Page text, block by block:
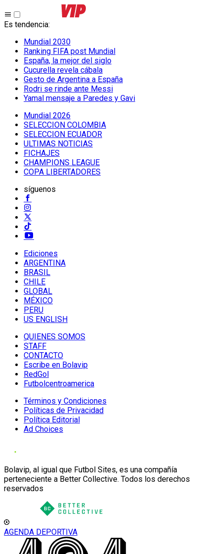
Es tendencia:
Mundial 2030
Ranking FIFA post Mundial
España, la mejor del siglo
Cucurella revela cábala
Gesto de Argentina a España
Rodri se rinde ante Messi
Yamal mensaje a Paredes y Gavi
Mundial 2026
SELECCION COLOMBIA
SELECCION ECUADOR
ULTIMAS NOTICIAS
FICHAJES
CHAMPIONS LEAGUE
COPA LIBERTADORES
síguenos
Ediciones
ARGENTINA
BRASIL
CHILE
GLOBAL
MÉXICO
PERU
US ENGLISH
QUIENES SOMOS
STAFF
CONTACTO
Escribe en Bolavip
RedGol
Futbolcentroamerica
Términos y Condiciones
Políticas de Privacidad
Política Editorial
Ad Choices
Bolavip, al igual que Futbol Sites, es una compañía
perteneciente a Better Collective. Todos los derechos
reservados
AGENDA DEPORTIVA